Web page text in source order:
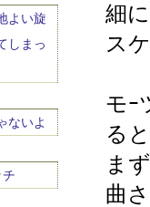
よい旋
しまっ
ないよ
細
ス
モｰ
る
ま
曲